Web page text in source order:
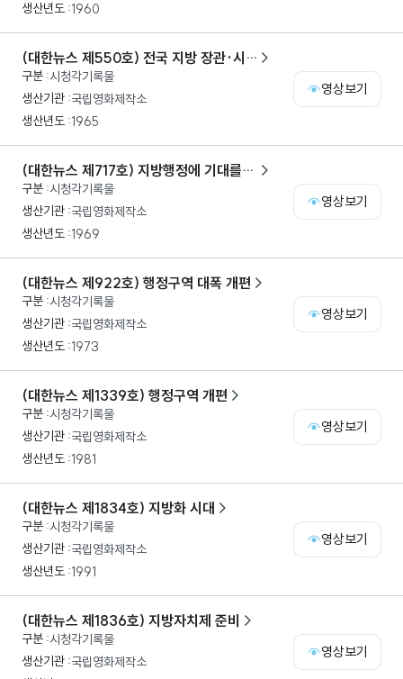
1960
시청각기록물
(대한뉴스 제550호) 전국 지방 장관·시
장·군수·구청장 대회
국립영화제작소
1965
영상보기
시청각기록물
(대한뉴스 제717호) 지방행정에 기대를
건다
국립영화제작소
1969
영상보기
시청각기록물
(대한뉴스 제922호) 행정구역 대폭 개편
국립영화제작소
1973
영상보기
시청각기록물
(대한뉴스 제1339호) 행정구역 개편
국립영화제작소
1981
영상보기
시청각기록물
(대한뉴스 제1834호) 지방화 시대
국립영화제작소
1991
영상보기
시청각기록물
(대한뉴스 제1836호) 지방자치제 준비
국립영화제작소
영상보기